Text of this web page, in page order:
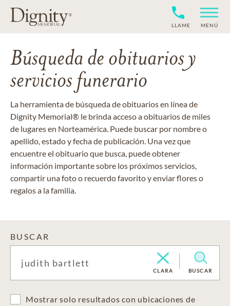
LLAME MENÚ
Búsqueda de obituarios y
servicios funerario
La herramienta de búsqueda de obituarios en línea de
Dignity Memorial® le brinda acceso a obituarios de miles
de lugares en Norteamérica. Puede buscar por nombre o
apellido, estado y fecha de publicación. Una vez que
encuentre el obituario que busca, puede obtener
información importante sobre los próximos servicios,
compartir una foto o recuerdo favorito y enviar flores o
regalos a la familia.
BUSCAR
CLARA BUSCAR
Mostrar solo resultados con ubicaciones de